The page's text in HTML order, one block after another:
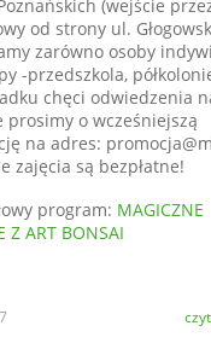
(wejście
od strony ul.
zarówno osoby
-przedszkola,
chęci odwiedzenia
prosimy o wcześniejszą
na adres:
zajęcia są bezpłatne!
program: MAGICZNE
Z ART BONSAI